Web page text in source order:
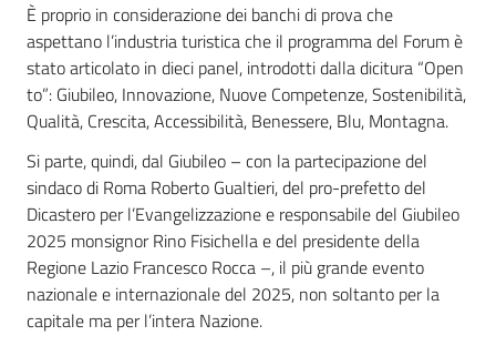
È proprio in considerazione dei banchi di prova che
aspettano l’industria turistica che il programma del Forum è
stato articolato in dieci panel, introdotti dalla dicitura “Open
to”: Giubileo, Innovazione, Nuove Competenze, Sostenibilità,
Qualità, Crescita, Accessibilità, Benessere, Blu, Montagna.
Si parte, quindi, dal Giubileo – con la partecipazione del
sindaco di Roma Roberto Gualtieri, del pro-prefetto del
Dicastero per l’Evangelizzazione e responsabile del Giubileo
2025 monsignor Rino Fisichella e del presidente della
Regione Lazio Francesco Rocca –, il più grande evento
nazionale e internazionale del 2025, non soltanto per la
capitale ma per l’intera Nazione.